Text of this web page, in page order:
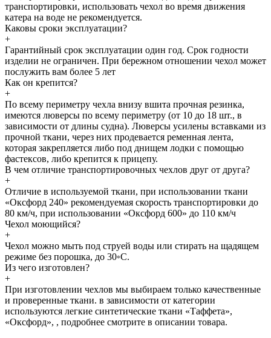
транспортировки, использовать чехол во время движения
катера на воде не рекомендуется.
Каковы сроки эксплуатации?
+
Гарантийный срок эксплуатации один год. Срок годности
изделии не ограничен. При бережном отношении чехол может
послужить вам более 5 лет
Как он крепится?
+
По всему периметру чехла внизу вшита прочная резинка,
имеются люверсы по всему периметру (от 10 до 18 шт., в
зависимости от длины судна). Люверсы усилены вставками из
прочной ткани, через них продевается ременная лента,
которая закрепляется либо под днищем лодки с помощью
фастексов, либо крепится к прицепу.
В чем отличие транспортировочных чехлов друг от друга?
+
Отличие в используемой ткани, при использовании ткани
«Оксфорд 240» рекомендуемая скорость транспортировки до
80 км/ч, при использовании «Оксфорд 600» до 110 км/ч
Чехол моющийся?
+
Чехол можно мыть под струей воды или стирать на щадящем
режиме без порошка, до 30◦С.
Из чего изготовлен?
+
При изготовлении чехлов мы выбираем только качественные
и проверенные ткани. в зависимости от категории
используются легкие синтетические ткани «Таффета»,
«Оксфорд», , подробнее смотрите в описании товара.